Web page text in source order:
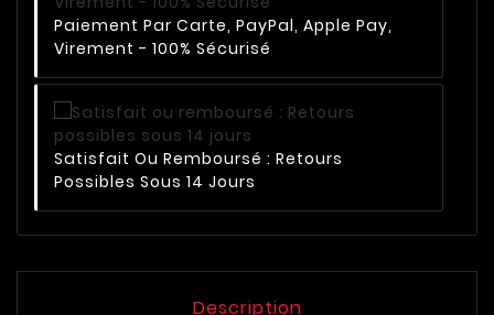
Paiement Par Carte, PayPal, Apple Pay,
Virement - 100% Sécurisé
Satisfait Ou Remboursé : Retours
Possibles Sous 14 Jours
Description